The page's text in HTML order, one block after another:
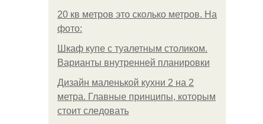
20 кв метров это сколько метров. На
фото:
Шкаф купе с туалетным столиком.
Варианты внутренней планировки
Дизайн маленькой кухни 2 на 2
метра. Главные принципы, которым
стоит следовать